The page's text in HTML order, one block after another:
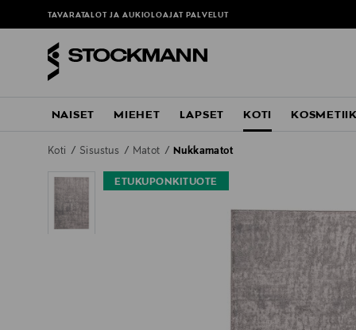
TAVARATALOT JA AUKIOLOAJAT PALVELUT
NAISET MIEHET LAPSET KOTI
Koti Sisustus Matot Nukkamatot
ETUKUPONKITUOTE